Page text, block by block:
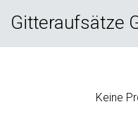
Gitteraufsätze
Keine